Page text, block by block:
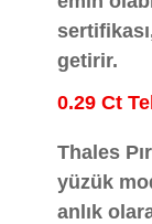
getirir.
0.29 Ct
Thales
yüzük
anlık